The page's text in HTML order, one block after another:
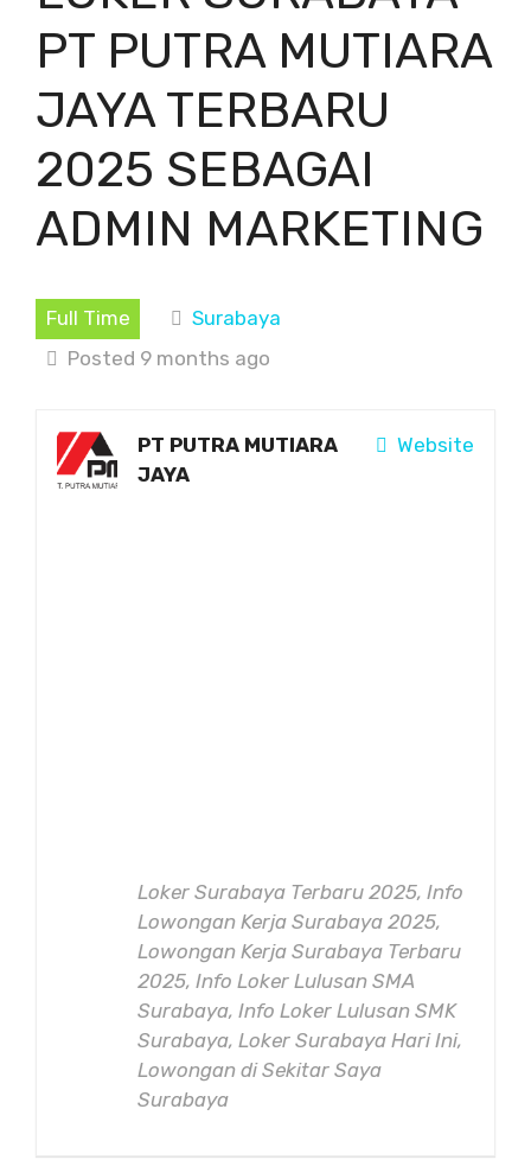
PT PUTRA MUTIARA
JAYA TERBARU
2025 SEBAGAI
ADMIN MARKETING
Full Time
Surabaya
Posted 9 months ago
Website
PT PUTRA MUTIARA
JAYA
Loker Surabaya Terbaru 2025, Info
Lowongan Kerja Surabaya 2025,
Lowongan Kerja Surabaya Terbaru
2025, Info Loker Lulusan SMA
Surabaya, Info Loker Lulusan SMK
Surabaya, Loker Surabaya Hari Ini,
Lowongan di Sekitar Saya
Surabaya